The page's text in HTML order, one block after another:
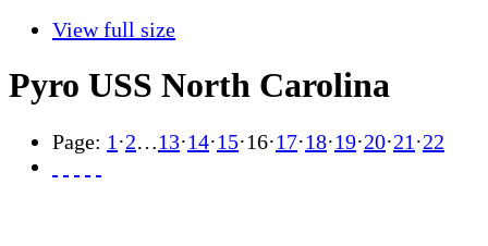
View full size
Pyro USS North Carolina
Page: 1 ·2…13·14·15·16·17·18·19·20·21 ·22